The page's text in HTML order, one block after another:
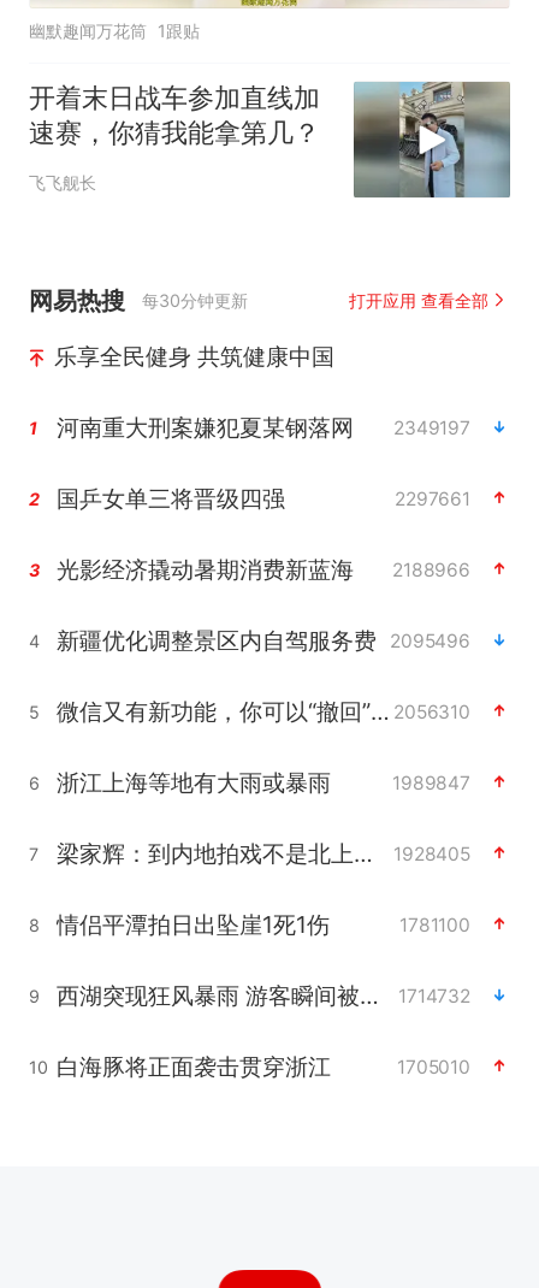
幽默趣闻万花筒 1跟贴
开着末日战车参加直线加
速赛，你猜我能拿第几？
飞飞舰长
网易热搜 每30分钟更新 打开应用 查看全部
乐享全民健身 共筑健康中国
1 河南重大刑案嫌犯夏某钢落网 2349197
2 国乒女单三将晋级四强 2297661
3 光影经济撬动暑期消费新蓝海 2188966
4 新疆优化调整景区内自驾服务费 2095496
5 微信又有新功能，你可以“撤回”你的撤回了！ 2056310
6 浙江上海等地有大雨或暴雨 1989847
7 梁家辉：到内地拍戏不是北上是回归 1928405
8 情侣平潭拍日出坠崖1死1伤 1781100
9 西湖突现狂风暴雨 游客瞬间被浇透 1714732
10 白海豚将正面袭击贯穿浙江 1705010